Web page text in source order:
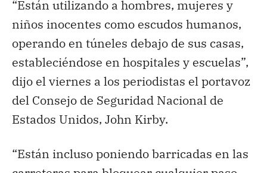
“Están utilizando a hombres, mujeres y
niños inocentes como escudos humanos,
operando en túneles debajo de sus casas,
estableciéndose en hospitales y escuelas”,
dijo el viernes a los periodistas el portavoz
del Consejo de Seguridad Nacional de
Estados Unidos, John Kirby.
“Están incluso poniendo barricadas en las